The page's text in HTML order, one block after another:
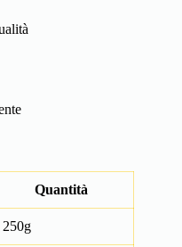
Quantità
250g